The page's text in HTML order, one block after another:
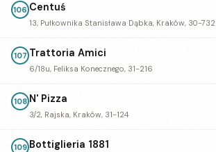
106 Centuś
13, Pułkownika Stanisława Dąbka, Kraków, 30-732
107 Trattoria Amici
6/18u, Feliksa Konecznego, 31-216
108 N' Pizza
3/2, Rajska, Kraków, 31-124
109 Bottiglieria 1881